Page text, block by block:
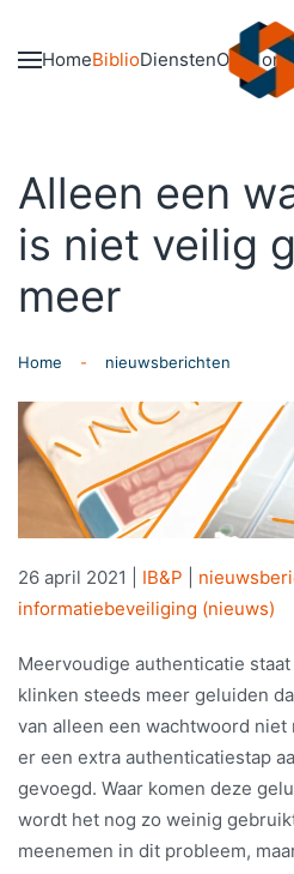
Skip to main content
HomeBiblioDienstenOver ons
Alleen een
is niet veilig
meer
Home nieuwsberichten
26 april 2021 IB&P
informatiebeveiliging (nieuws)
Meervoudige authenticatie
klinken steeds meer geluiden
van alleen een wachtwoord
er een extra authenticatiestap
gevoegd. Waar komen deze
wordt het nog zo weinig
meenemen in dit probleem,